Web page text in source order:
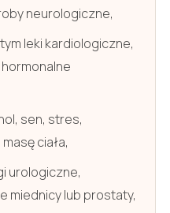
neurologiczne,
leki kardiologiczne,
sen, stres,
ciała,
urologiczne,
miednicy lub prostaty,